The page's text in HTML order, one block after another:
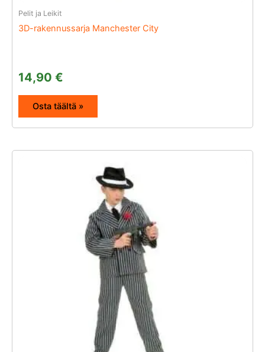
Pelit ja Leikit
3D-rakennussarja Manchester City
14,90 €
Osta täältä »